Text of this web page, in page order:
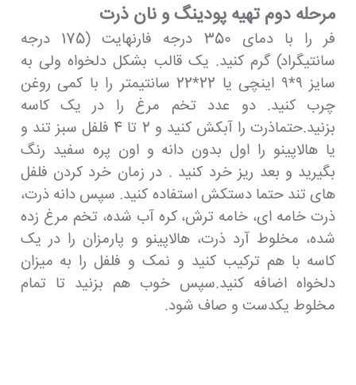
مرحله دوم تهیه پودینگ و نان ذرت
فر را با دمای 350 درجه فارنهایت (175 درجه
سانتیگراد) گرم کنید. یک قالب بشکل دلخواه ولی به
سایز ۹*۹ اینچی یا 22*22 سانتیمتر را با کمی روغن
چرب کنید. دو عدد تخم مرغ را در یک کاسه
بزنید.حتماذرت را آبکش کنید و 2 تا 4 فلفل سبز تند و
یا هالاپینو را اول بدون دانه و اون پره سفید رنگ
بگیرید و بعد ریز خرد کنید . در زمان خرد کردن فلفل
های تند حتما دستکش استفاده کنید. سپس دانه ذرت،
ذرت خامه ای، خامه ترش، کره آب شده، تخم مرغ زده
شده، مخلوط آرد ذرت، هالاپینو و پارمزان را در یک
کاسه با هم ترکیب کنید و نمک و فلفل را به میزان
دلخواه اضافه کنید.سپس خوب هم بزنید تا تمام
مخلوط یکدست و صاف شود.